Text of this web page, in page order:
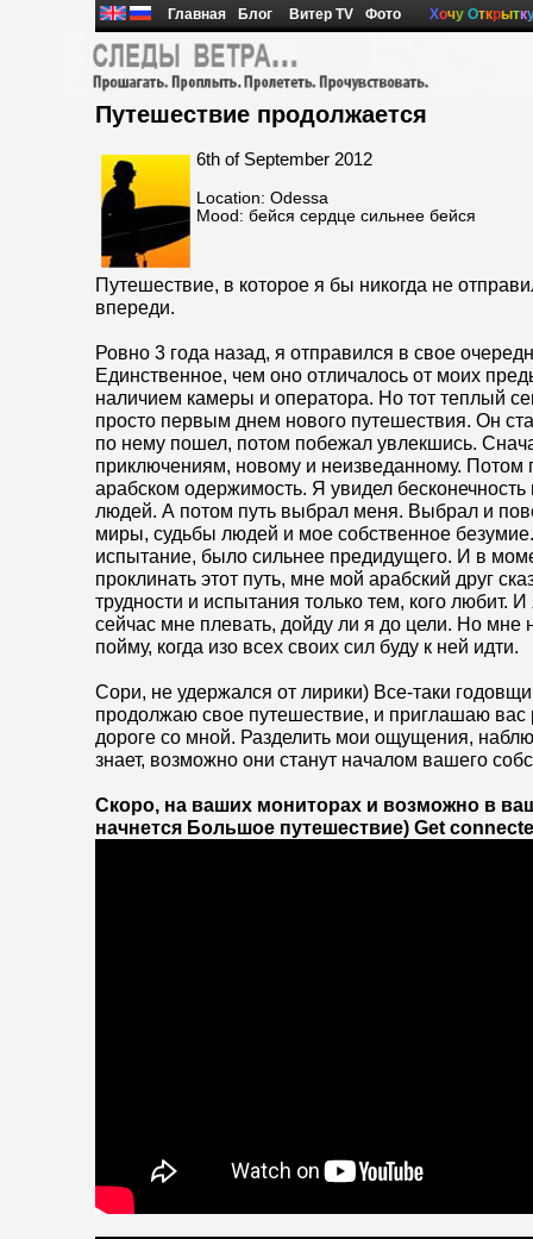
Главная Блог Витер TV Фото Хочу Открытк
Путешествие продолжается
6th of September 2012
Location: Odessa
Mood: бейся сердце сильнее бейся
Путешествие, в которое я бы никогда не
впереди.
Ровно 3 года назад, я отправился в свое
Единственное, чем оно отличалось от моих
наличием камеры и оператора. Но тот теплый
просто первым днем нового путешествия. Он
по нему пошел, потом побежал увлекшись.
приключениям, новому и неизведанному. Потом
арабском одержимость. Я увидел
людей. А потом путь выбрал меня. Выбрал и
миры, судьбы людей и мое собственное
испытание, было сильнее предидущего. И в
проклинать этот путь, мне мой арабский друг
трудности и испытания только тем, кого любит.
сейчас мне плевать, дойду ли я до цели. Но мне
пойму, когда изо всех своих сил буду к ней идти.
Сори, не удержался от лирики) Все-таки
продолжаю свое путешествие, и приглашаю вас
дороге со мной. Разделить мои ощущения,
знает, возможно они станут началом вашего
Скоро, на ваших мониторах и возможно в
начнется Большое путешествие) Get